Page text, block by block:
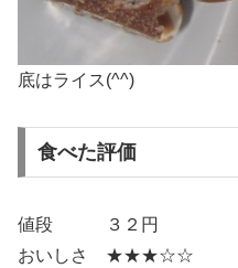
底はライス(^^)
食べた評価
値段 ３２円
おいしさ ★★★☆☆